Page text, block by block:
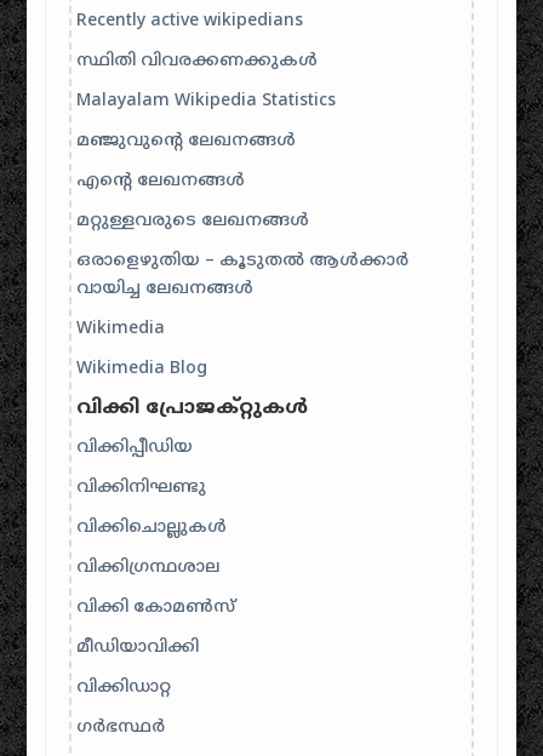
Recently active wikipedians
സ്ഥിതി വിവരക്കണക്കുകൾ
Malayalam Wikipedia Statistics
മഞ്ജുവുന്റെ ലേഖനങ്ങൾ
എന്റെ ലേഖനങ്ങൾ
മറ്റുള്ളവരുടെ ലേഖനങ്ങൾ
ഒരാളെഴുതിയ – കൂടുതൽ ആൾക്കാർ
വായിച്ച ലേഖനങ്ങൾ
Wikimedia
Wikimedia Blog
വിക്കി പ്രോജക്റ്റുകൾ
വിക്കിപ്പീഡിയ
വിക്കിനിഘണ്ടു
വിക്കിചൊല്ലുകൾ
വിക്കിഗ്രന്ഥശാല
വിക്കി കോമൺസ്
മീഡിയാവിക്കി
വിക്കിഡാറ്റ
ഗർഭസ്ഥർ